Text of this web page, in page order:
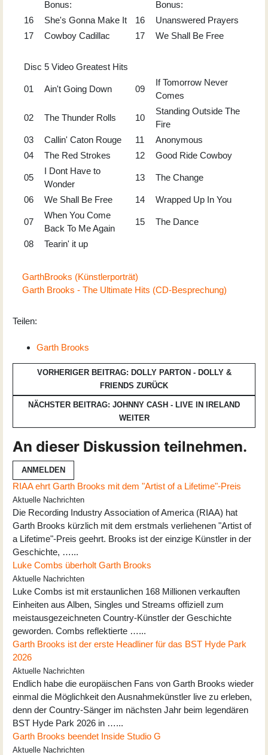
Bonus:
Bonus:
16
She's Gonna Make It 16
Unanswered Prayers
17
Cowboy Cadillac 17 We Shall Be Free
Disc 5 Video Greatest Hits
01 Ain't Going Down 09
If Tomorrow Never
Comes
02 The Thunder Rolls 10
Standing Outside The
Fire
03
Callin' Caton Rouge 11
Anonymous
04
The Red Strokes 12 Good Ride Cowboy
05
I Dont Have to
Wonder
13 The Change
06 We Shall Be Free 14 Wrapped Up In You
07
When You Come
Back To Me Again
15 The Dance
08 Tearin' it up
GarthBrooks (Künstlerporträt)
Garth Brooks - The Ultimate Hits (CD-Besprechung)
Teilen:
Garth Brooks
VORHERIGER BEITRAG: DOLLY PARTON - DOLLY &
FRIENDS ZURÜCK
NÄCHSTER BEITRAG: JOHNNY CASH - LIVE IN IRELAND
WEITER
An dieser Diskussion teilnehmen.
ANMELDEN
RIAA ehrt Garth Brooks mit dem "Artist of a Lifetime"-Preis
Aktuelle Nachrichten
Die Recording Industry Association of America (RIAA) hat
Garth Brooks kürzlich mit dem erstmals verliehenen "Artist of
a Lifetime"-Preis geehrt. Brooks ist der einzige Künstler in der
Geschichte, …...
Luke Combs überholt Garth Brooks
Aktuelle Nachrichten
Luke Combs ist mit erstaunlichen 168 Millionen verkauften
Einheiten aus Alben, Singles und Streams offiziell zum
meistausgezeichneten Country-Künstler der Geschichte
geworden. Combs reflektierte …...
Garth Brooks ist der erste Headliner für das BST Hyde Park
2026
Aktuelle Nachrichten
Endlich habe die europäischen Fans von Garth Brooks wieder
einmal die Möglichkeit den Ausnahmekünstler live zu erleben,
denn der Country-Sänger im nächsten Jahr beim legendären
BST Hyde Park 2026 in …...
Garth Brooks beendet Inside Studio G
Aktuelle Nachrichten